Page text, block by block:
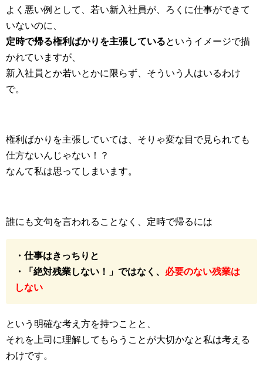
よく悪い例として、若い新入社員が、ろくに仕事ができて
いないのに、
定時で帰る権利ばかりを主張しているというイメージで描
かれていますが、
新入社員とか若いとかに限らず、そういう人はいるわけ
で。
権利ばかりを主張していては、そりゃ変な目で見られても
仕方ないんじゃない！？
なんて私は思ってしまいます。
誰にも文句を言われることなく、定時で帰るには
・仕事はきっちりと
・「絶対残業しない！」ではなく、 必要のない残業は
しない
という明確な考え方を持つことと、
それを上司に理解してもらうことが大切かなと私は考える
わけです。